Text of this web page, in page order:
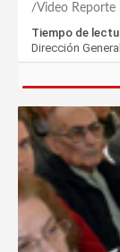
Video Reporte
Tiempo de
Dirección